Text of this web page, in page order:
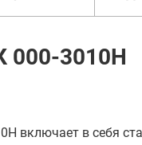
000-3010H
включает в себя